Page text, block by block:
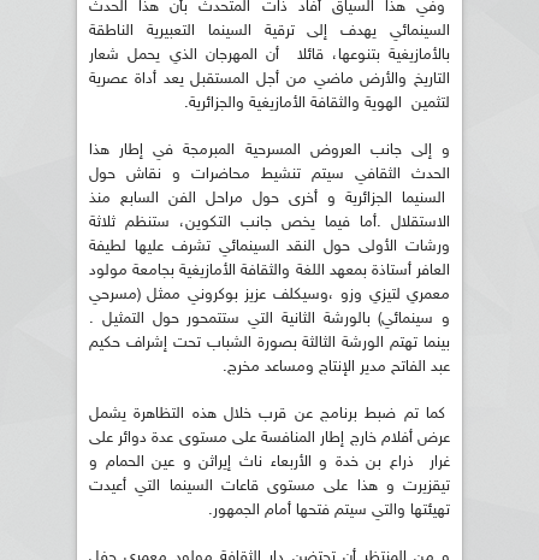
وفي هذا السياق أفاد ذات المتحدث بأن هذا الحدث
السينمائي يهدف إلى ترقية السينما التعبيرية الناطقة
بالأمازيغية بتنوعها، قائلا أن المهرجان الذي يحمل شعار
التاريخ والأرض ماضي من أجل المستقبل يعد أداة عصرية
لتثمين الهوية والثقافة الأمازيغية والجزائرية.
و إلى جانب العروض المسرحية المبرمجة في إطار هذا
الحدث الثقافي سيتم تنشيط محاضرات و نقاش حول
السنيما الجزائرية و أخرى حول مراحل الفن السابع منذ
الاستقلال .أما فيما يخص جانب التكوين، ستنظم ثلاثة
ورشات الأولى حول النقد السينمائي تشرف عليها لطيفة
العافر أستاذة بمعهد اللغة والثقافة الأمازيغية بجامعة مولود
معمري لتيزي وزو ،وسيكلف عزيز بوكروني ممثل (مسرحي
و سينمائي) بالورشة الثانية التي ستتمحور حول التمثيل .
بينما تهتم الورشة الثالثة بصورة الشباب تحت إشراف حكيم
عبد الفاتح مدير الإنتاج ومساعد مخرج.
كما تم ضبط برنامج عن قرب خلال هذه التظاهرة يشمل
عرض أفلام خارج إطار المنافسة على مستوى عدة دوائر على
غرار ذراع بن خدة و الأربعاء ناث إيراثن و عين الحمام و
تيقزيرت و هذا على مستوى قاعات السينما التي أعيدت
تهيئتها والتي سيتم فتحها أمام الجمهور.